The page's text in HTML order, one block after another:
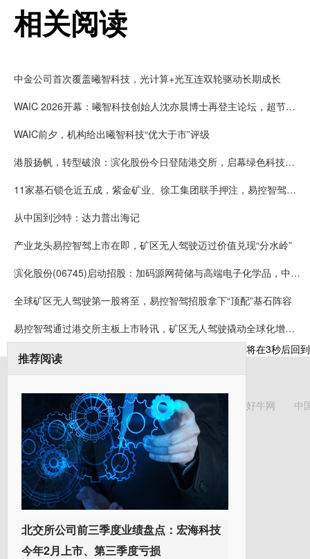
相关阅读
中金公司首次覆盖曦智科技，光计算+光互连双轮驱动长期成长
WAIC 2026开幕：曦智科技创始人沈亦晨博士再登主论坛，超节点方案连续两年入选SAIL奖
WAIC前夕，机构给出曦智科技“优大于市”评级
港股扬帆，转型破浪：滨化股份今日登陆港交所，启幕绿色科技化工新征程
11家基石锁仓近五成，紫金矿业、徐工集团联手押注，易控智驾今日登陆港交所挂牌上市
从中国到沙特：达力普出海记
产业龙头易控智驾上市在即，矿区无人驾驶迈过价值兑现“分水岭”
滨化股份(06745)启动招股：加码源网荷储与高端电子化学品，中国宏桥、鲁花等加持基石投资
全球矿区无人驾驶第一股将至，易控智驾招股拿下“顶配”基石阵容
易控智驾通过港交所主板上市聆讯，矿区无人驾驶撬动全球化增长空间
推荐阅读
北交所公司前三季度业绩盘点：宏海科技
今年2月上市、第三季度亏损
将在3秒后回
好牛网 中